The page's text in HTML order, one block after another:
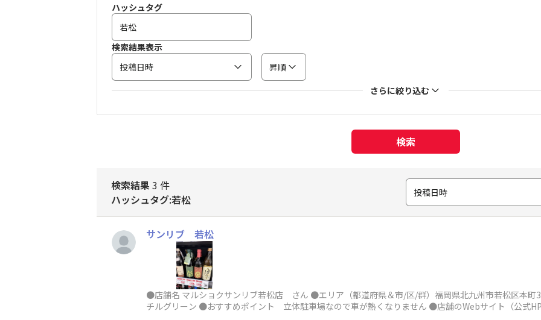
ハッシュタグ
検索結果表示
投稿日時
昇順
さらに絞り込む
検索
検索結果3 件
ハッシュタグ:若松
投稿日時
サンリブ 若松
●店舗名 マルショクサンリブ若松店 さん ●エリア（都道府県＆市/区/群）福岡県北九州市若松区本
チルグリーン ●おすすめポイント 立体駐車場なので車が熱くなりません ●店舗のWebサイト（公式